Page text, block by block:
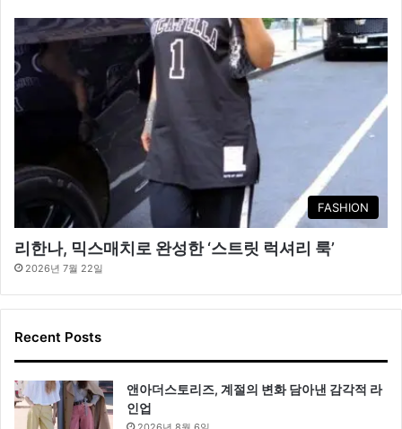
FASHION
리한나, 믹스매치로 완성한 ‘스트릿 럭셔리 룩’
2026년 7월 22일
Recent Posts
앤아더스토리즈, 계절의 변화 담아낸 감각적 라
인업